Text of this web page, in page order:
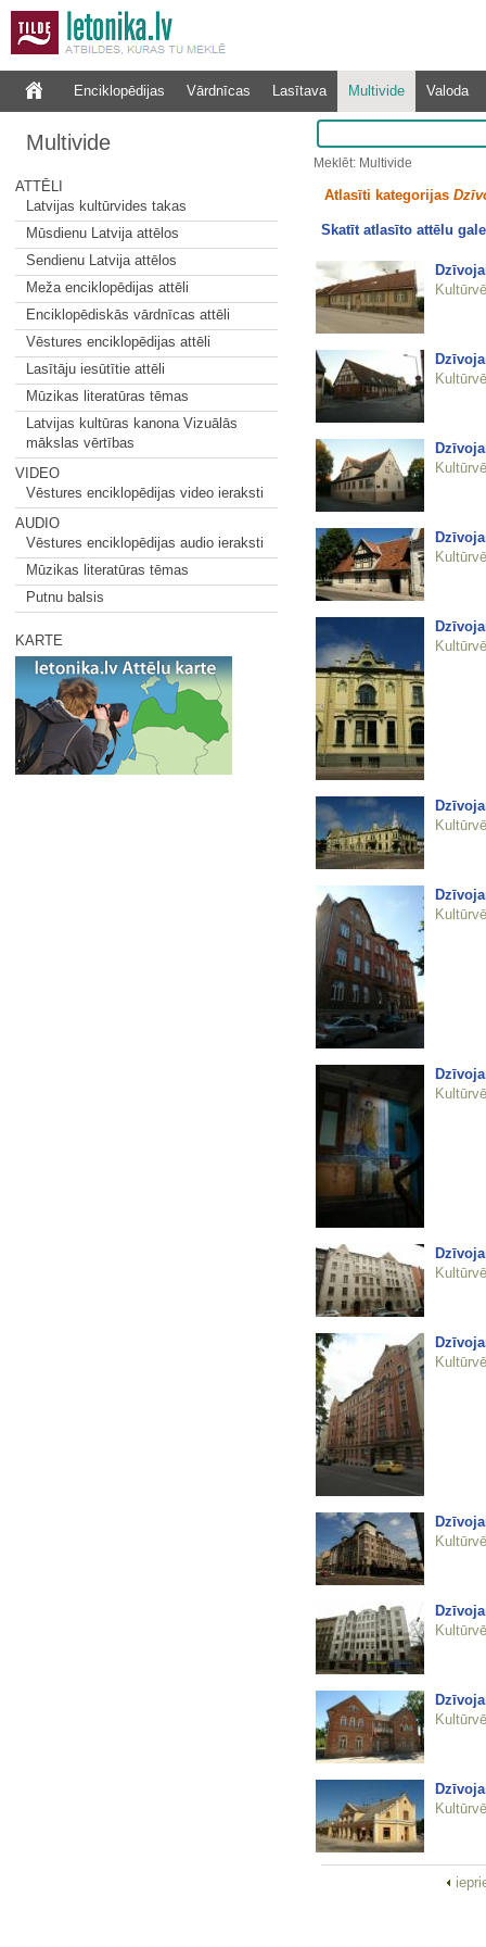
Enciklopēdijas Vārdnīcas Lasītava Multivide Valoda
Multivide
ATTĒLI
Latvijas kultūrvides takas
Mūsdienu Latvija attēlos
Sendienu Latvija attēlos
Meža enciklopēdijas attēli
Enciklopēdiskās vārdnīcas attēli
Vēstures enciklopēdijas attēli
Lasītāju iesūtītie attēli
Mūzikas literatūras tēmas
Latvijas kultūras kanona Vizuālās
mākslas vērtības
VIDEO
Vēstures enciklopēdijas video ieraksti
AUDIO
Vēstures enciklopēdijas audio ieraksti
Mūzikas literatūras tēmas
Putnu balsis
KARTE
Meklēt: Multivide
Atlasīti kategorijas
Skatīt atlasīto attēlu